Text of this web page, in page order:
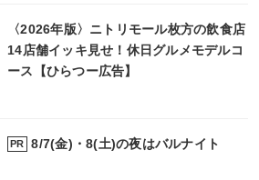
〈2026年版〉ニトリモール枚方の飲食店
14店舗イッキ見せ！休日グルメモデルコ
ース【ひらつー広告】
PR 8/7(金)・8(土)の夜はバルナイト